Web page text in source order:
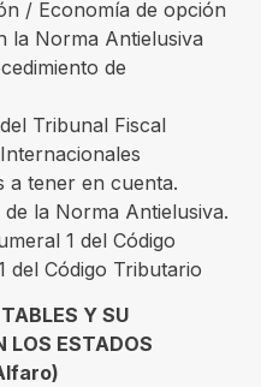
/ Economía de opción
la Norma Antielusiva
de
Tribunal Fiscal
a tener en cuenta.
la Norma Antielusiva.
1 del Código
del Código Tributario
Y SU
LOS ESTADOS